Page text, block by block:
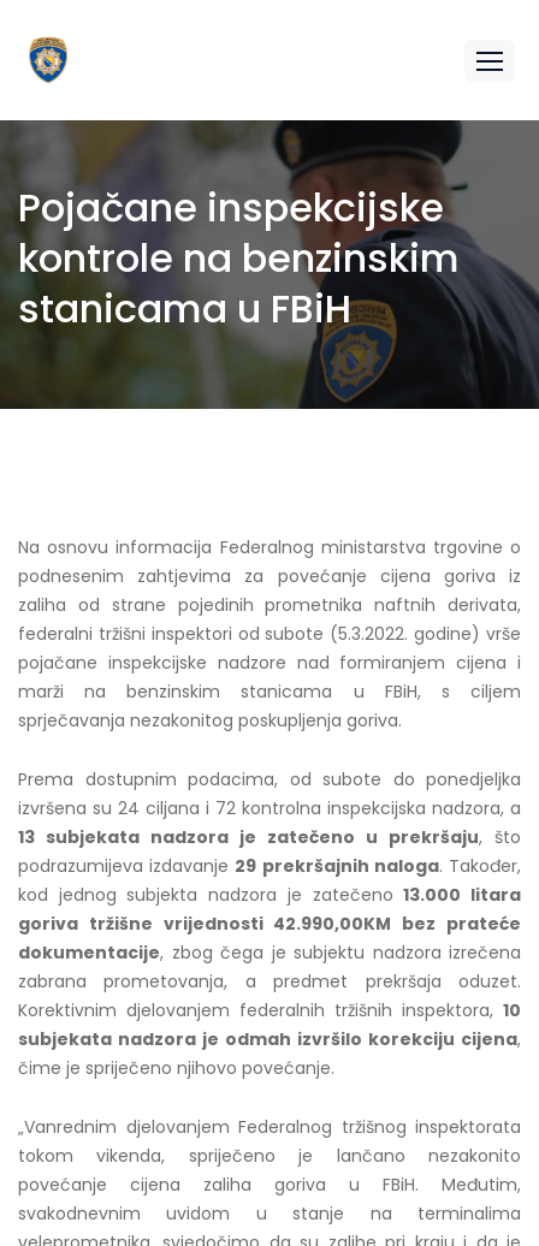
Pojačane inspekcijske
kontrole na benzinskim
stanicama u FBiH
Na osnovu informacija Federalnog ministarstva trgovine o
podnesenim zahtjevima za povećanje cijena goriva iz
zaliha od strane pojedinih prometnika naftnih derivata,
federalni tržišni inspektori od subote (5.3.2022. godine) vrše
pojačane inspekcijske nadzore nad formiranjem cijena i
marži na benzinskim stanicama u FBiH, s ciljem
sprječavanja nezakonitog poskupljenja goriva.
Prema dostupnim podacima, od subote do ponedjeljka
izvršena su 24 ciljana i 72 kontrolna inspekcijska nadzora, a
13 subjekata nadzora je zatečeno u prekršaju, što
podrazumijeva izdavanje 29 prekršajnih naloga. Također,
kod jednog subjekta nadzora je zatečeno13.000 litara
goriva tržišne vrijednosti 42.990,00KM bez prateće
dokumentacije, zbog čega je subjektu nadzora izrečena
zabrana prometovanja, a predmet prekršaja oduzet.
Korektivnim djelovanjem federalnih tržišnih inspektora, 10
subjekata nadzora je odmah izvršilo korekciju cijena,
čime je spriječeno njihovo povećanje.
„Vanrednim djelovanjem Federalnog tržišnog inspektorata
tokom vikenda, spriječeno je lančano nezakonito
povećanje cijena zaliha goriva u FBiH. Međutim,
svakodnevnim uvidom u stanje na terminalima